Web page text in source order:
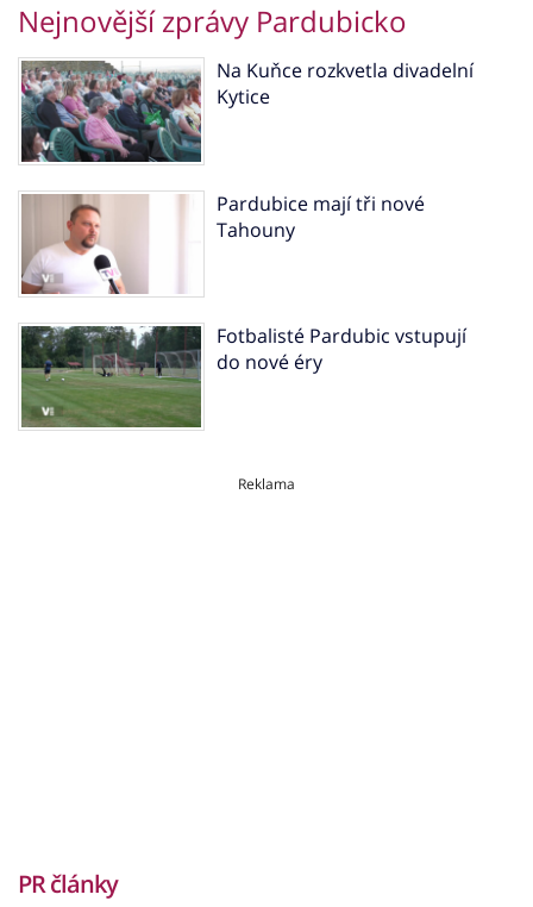
Nejnovější zprávy Pardubicko
Na Kuňce rozkvetla divadelní
Kytice
Pardubice mají tři nové
Tahouny
Fotbalisté Pardubic vstupují
do nové éry
Reklama
PR články